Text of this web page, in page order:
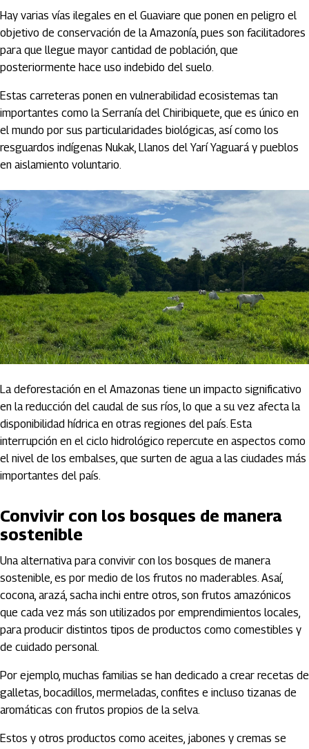
Hay varias vías ilegales en el Guaviare que ponen en peligro el
objetivo de conservación de la Amazonía, pues son facilitadores
para que llegue mayor cantidad de población, que
posteriormente hace uso indebido del suelo.
Estas carreteras ponen en vulnerabilidad ecosistemas tan
importantes como la Serranía del Chiribiquete, que es único en
el mundo por sus particularidades biológicas, así como los
resguardos indígenas Nukak, Llanos del Yarí Yaguará y pueblos
en aislamiento voluntario.
La deforestación en el Amazonas tiene un impacto significativo
en la reducción del caudal de sus ríos, lo que a su vez afecta la
disponibilidad hídrica en otras regiones del país. Esta
interrupción en el ciclo hidrológico repercute en aspectos como
el nivel de los embalses, que surten de agua a las ciudades más
importantes del país.
Convivir con los bosques de manera
sostenible
Una alternativa para convivir con los bosques de manera
sostenible, es por medio de los frutos no maderables. Asaí,
cocona, arazá, sacha inchi entre otros, son frutos amazónicos
que cada vez más son utilizados por emprendimientos locales,
para producir distintos tipos de productos como comestibles y
de cuidado personal.
Por ejemplo, muchas familias se han dedicado a crear recetas de
galletas, bocadillos, mermeladas, confites e incluso tizanas de
aromáticas con frutos propios de la selva.
Estos y otros productos como aceites, jabones y cremas se